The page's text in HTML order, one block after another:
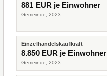
881 EUR je Einwohner
Gemeinde, 2023
Einzelhandelskaufkraft
8.850 EUR je Einwohner
Gemeinde, 2023